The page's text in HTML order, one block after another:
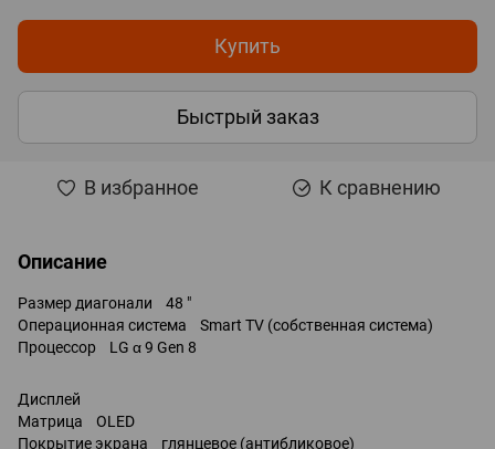
Купить
Быстрый заказ
В избранное К сравнению
Описание
Размер диагонали 48 "
Операционная система Smart TV (собственная система)
Процессор LG α 9 Gen 8
Дисплей
Матрица OLED
Покрытие экрана глянцевое (антибликовое)